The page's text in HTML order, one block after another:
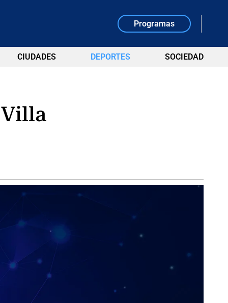
Programas
CIUDADES DEPORTES SOCIEDAD